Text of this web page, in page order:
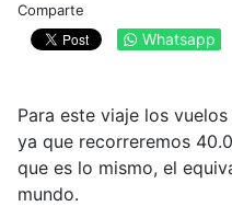
Comparte
Whatsapp
Para este viaje los
ya que recorreremos
que es lo mismo, el
mundo.